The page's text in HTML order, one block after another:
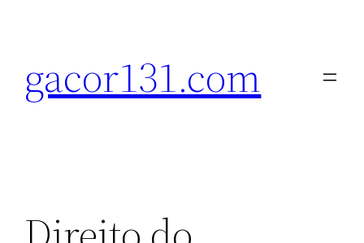
conteúdo
gacor131.com